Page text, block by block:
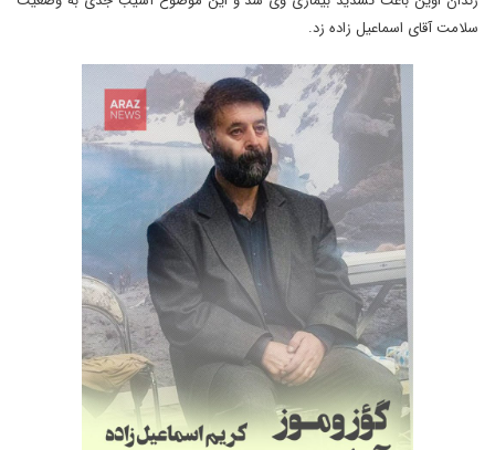
سلامت آقای اسماعیل زاده زد.